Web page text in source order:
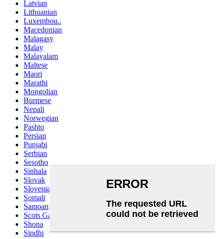
Latvian
Lithuanian
Luxembou..
Macedonian
Malagasy
Malay
Malayalam
Maltese
Maori
Marathi
Mongolian
Burmese
Nepali
Norwegian
Pashto
Persian
Punjabi
Serbian
Sesotho
Sinhala
Slovak
Slovenian
Somali
Samoan
Scots Gaelic
Shona
Sindhi